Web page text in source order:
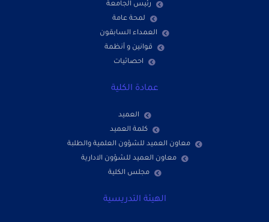
رئيس الجامعة
لمحة عامة
العمداء السابقون
قوانين و أنظمة
احصائيات
عمادة الكلية
العميد
كلمة العميد
معاون العميد للشؤون العلمية والطلبة
معاون العميد للشؤون الادارية
مجلس الكلية
الهيئة التدريسية